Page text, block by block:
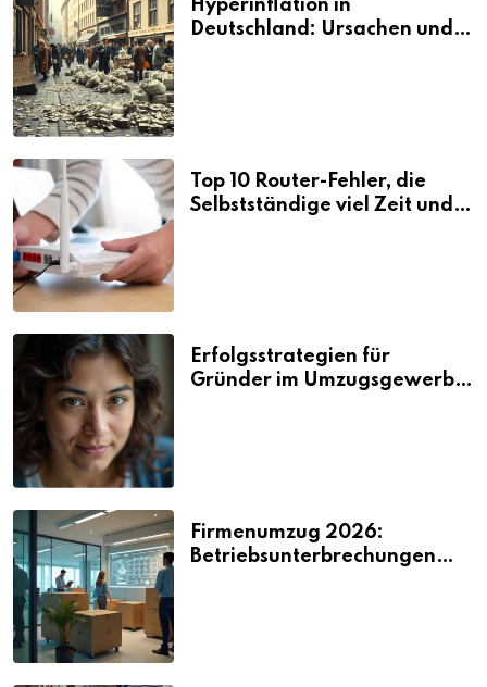
Hyperinflation in
Deutschland: Ursachen und
Top 10 Router-Fehler, die
Selbstständige viel Zeit und
Erfolgsstrategien für
Gründer im Umzugsgewerbe
Firmenumzug 2026:
Betriebsunterbrechungen